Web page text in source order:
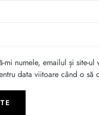
mi numele, emailul și site-ul
data viitoare când o să